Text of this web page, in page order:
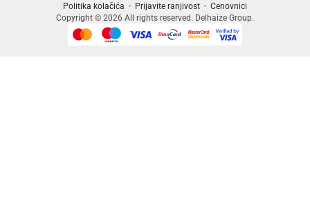
Politika kolačića
Prijavite ranjivost
Cenovnici
Copyright © 2026 All rights reserved. Delhaize Group.